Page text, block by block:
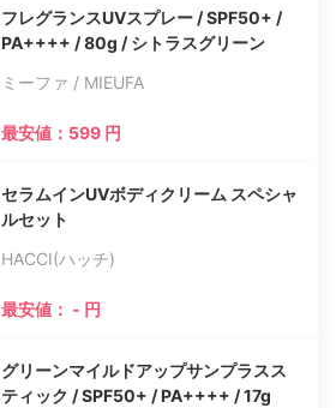
フレグランスUVスプレー / SPF50+ /
PA++++ / 80g / シトラスグリーン
ミーファ / MIEUFA
最安値：599 円
セラムインUVボディクリーム スペシャ
ルセット
HACCI(ハッチ)
最安値： - 円
グリーンマイルドアップサンプラスス
ティック / SPF50+ / PA++++ / 17g